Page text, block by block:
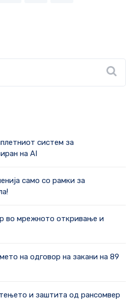
систем за
на AI
само со рамки за
во мрежното откривање и
на одговор на закани на 89
и заштита од рансомвер